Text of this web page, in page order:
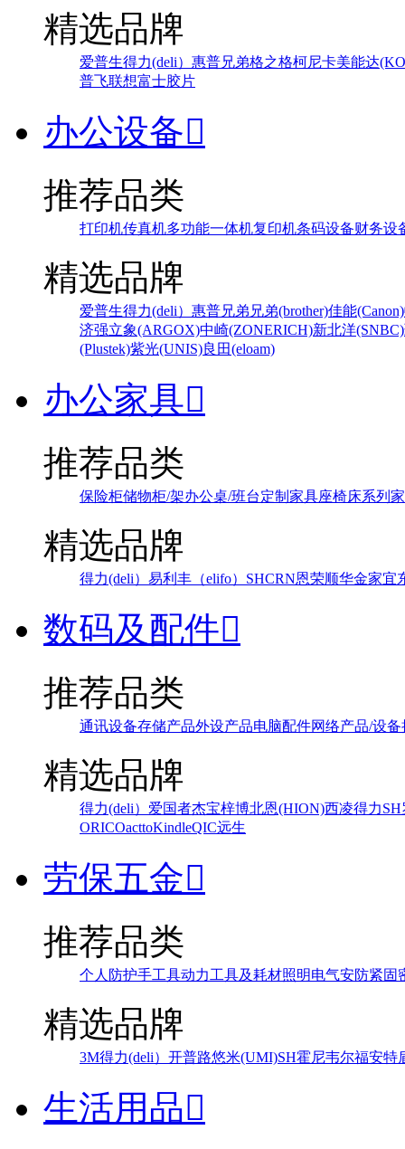
精选品牌
爱普生得力(deli） 惠普兄弟格之格柯尼卡美能达
普飞联想富士胶片
办公设备
推荐品类
打印机传真机多功能一体机复印机条码设备财务设
精选品牌
爱普生得力(deli） 惠普兄弟 兄弟(brother)佳能(Canon)
济强立象(ARGOX)中崎(ZONERICH)新北洋(SNBC)
(Plustek)紫光(UNIS)良田(eloam)
办公家具
推荐品类
保险柜储物柜/架办公桌/班台定制家具座椅床系列
精选品牌
得力(deli） 易利丰（elifo） SHCRN恩荣顺华金家宜
数码及配件
推荐品类
通讯设备存储产品外设产品电脑配件网络产品/设备
精选品牌
得力(deli） 爱国者杰宝梓博北恩(HION)西凌得力SH
ORICOacttoKindleQIC远生
劳保五金
推荐品类
个人防护手工具动力工具及耗材照明电气安防紧固
精选品牌
3M得力(deli） 开普路悠米(UMI)SH霍尼韦尔福安特
生活用品